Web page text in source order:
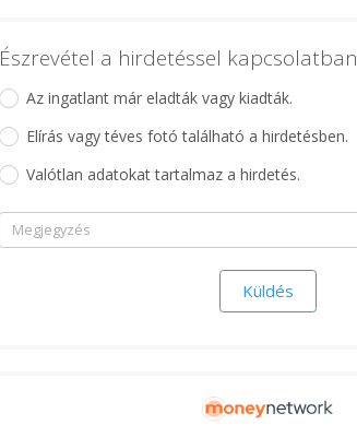
Észrevétel a hirdetéssel kapcsolatban
Az ingatlant már eladták vagy kiadták.
Elírás vagy téves fotó található a hirdetésben.
Valótlan adatokat tartalmaz a hirdetés.